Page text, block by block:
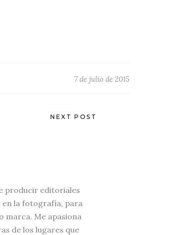
7 de julio de 2015
NEXT POST
producir editoriales
en la fotografía, para
marca. Me apasiona
de los lugares que